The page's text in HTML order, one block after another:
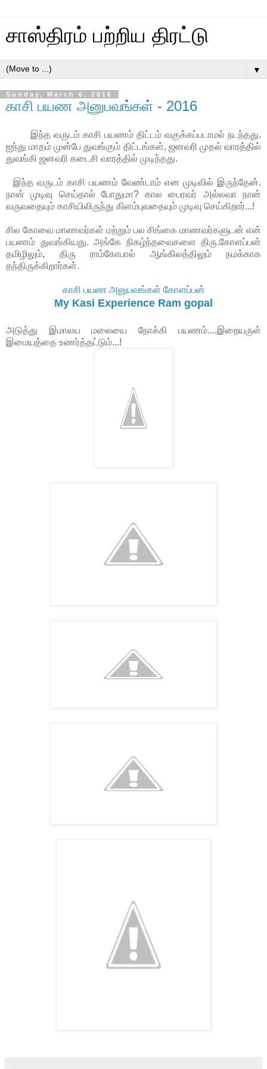
சாஸ்திரம் பற்றிய திரட்டு
▼
Sunday, March 6, 2016
காசி பயண அனுபவங்கள் - 2016
இந்த வருடம் காசி பயணம் திட்டம் வகுக்கப்படாமல் நடந்தது.
ஐந்து மாதம் முன்பே துவங்கும் திட்டங்கள், ஜனவரி முதல் வாரத்தில்
துவங்கி ஜனவரி கடைசி வாரத்தில் முடிந்தது.
இந்த வருடம் காசி பயணம் வேண்டாம் என முடிவில் இருந்தேன்.
நான் முடிவு செய்தால் போதுமா? கால பைரவர் அல்லவா நான்
வருவதையும் காசியிலிருந்து கிளம்புவதையும் முடிவு செய்கிறார்...!
சில கோவை மாணவர்கள் மற்றும் பல சிங்கை மாணவர்களுடன் என்
பயணம் துவங்கியது. அங்கே நிகழ்ந்தவைகளை திரு.கோளப்பன்
தமிழிலும், திரு ராம்கோபால் ஆங்கிலத்திலும் நமக்காக
தந்திருக்கிறார்கள்.
காசி பயண அனுபவங்கள் கோளப்பன்
My Kasi Experience Ram gopal
அடுத்து இமாலய மலையை நோக்கி பயணம்....இறையருள்
இமையத்தை உணர்த்தட்டும்...!